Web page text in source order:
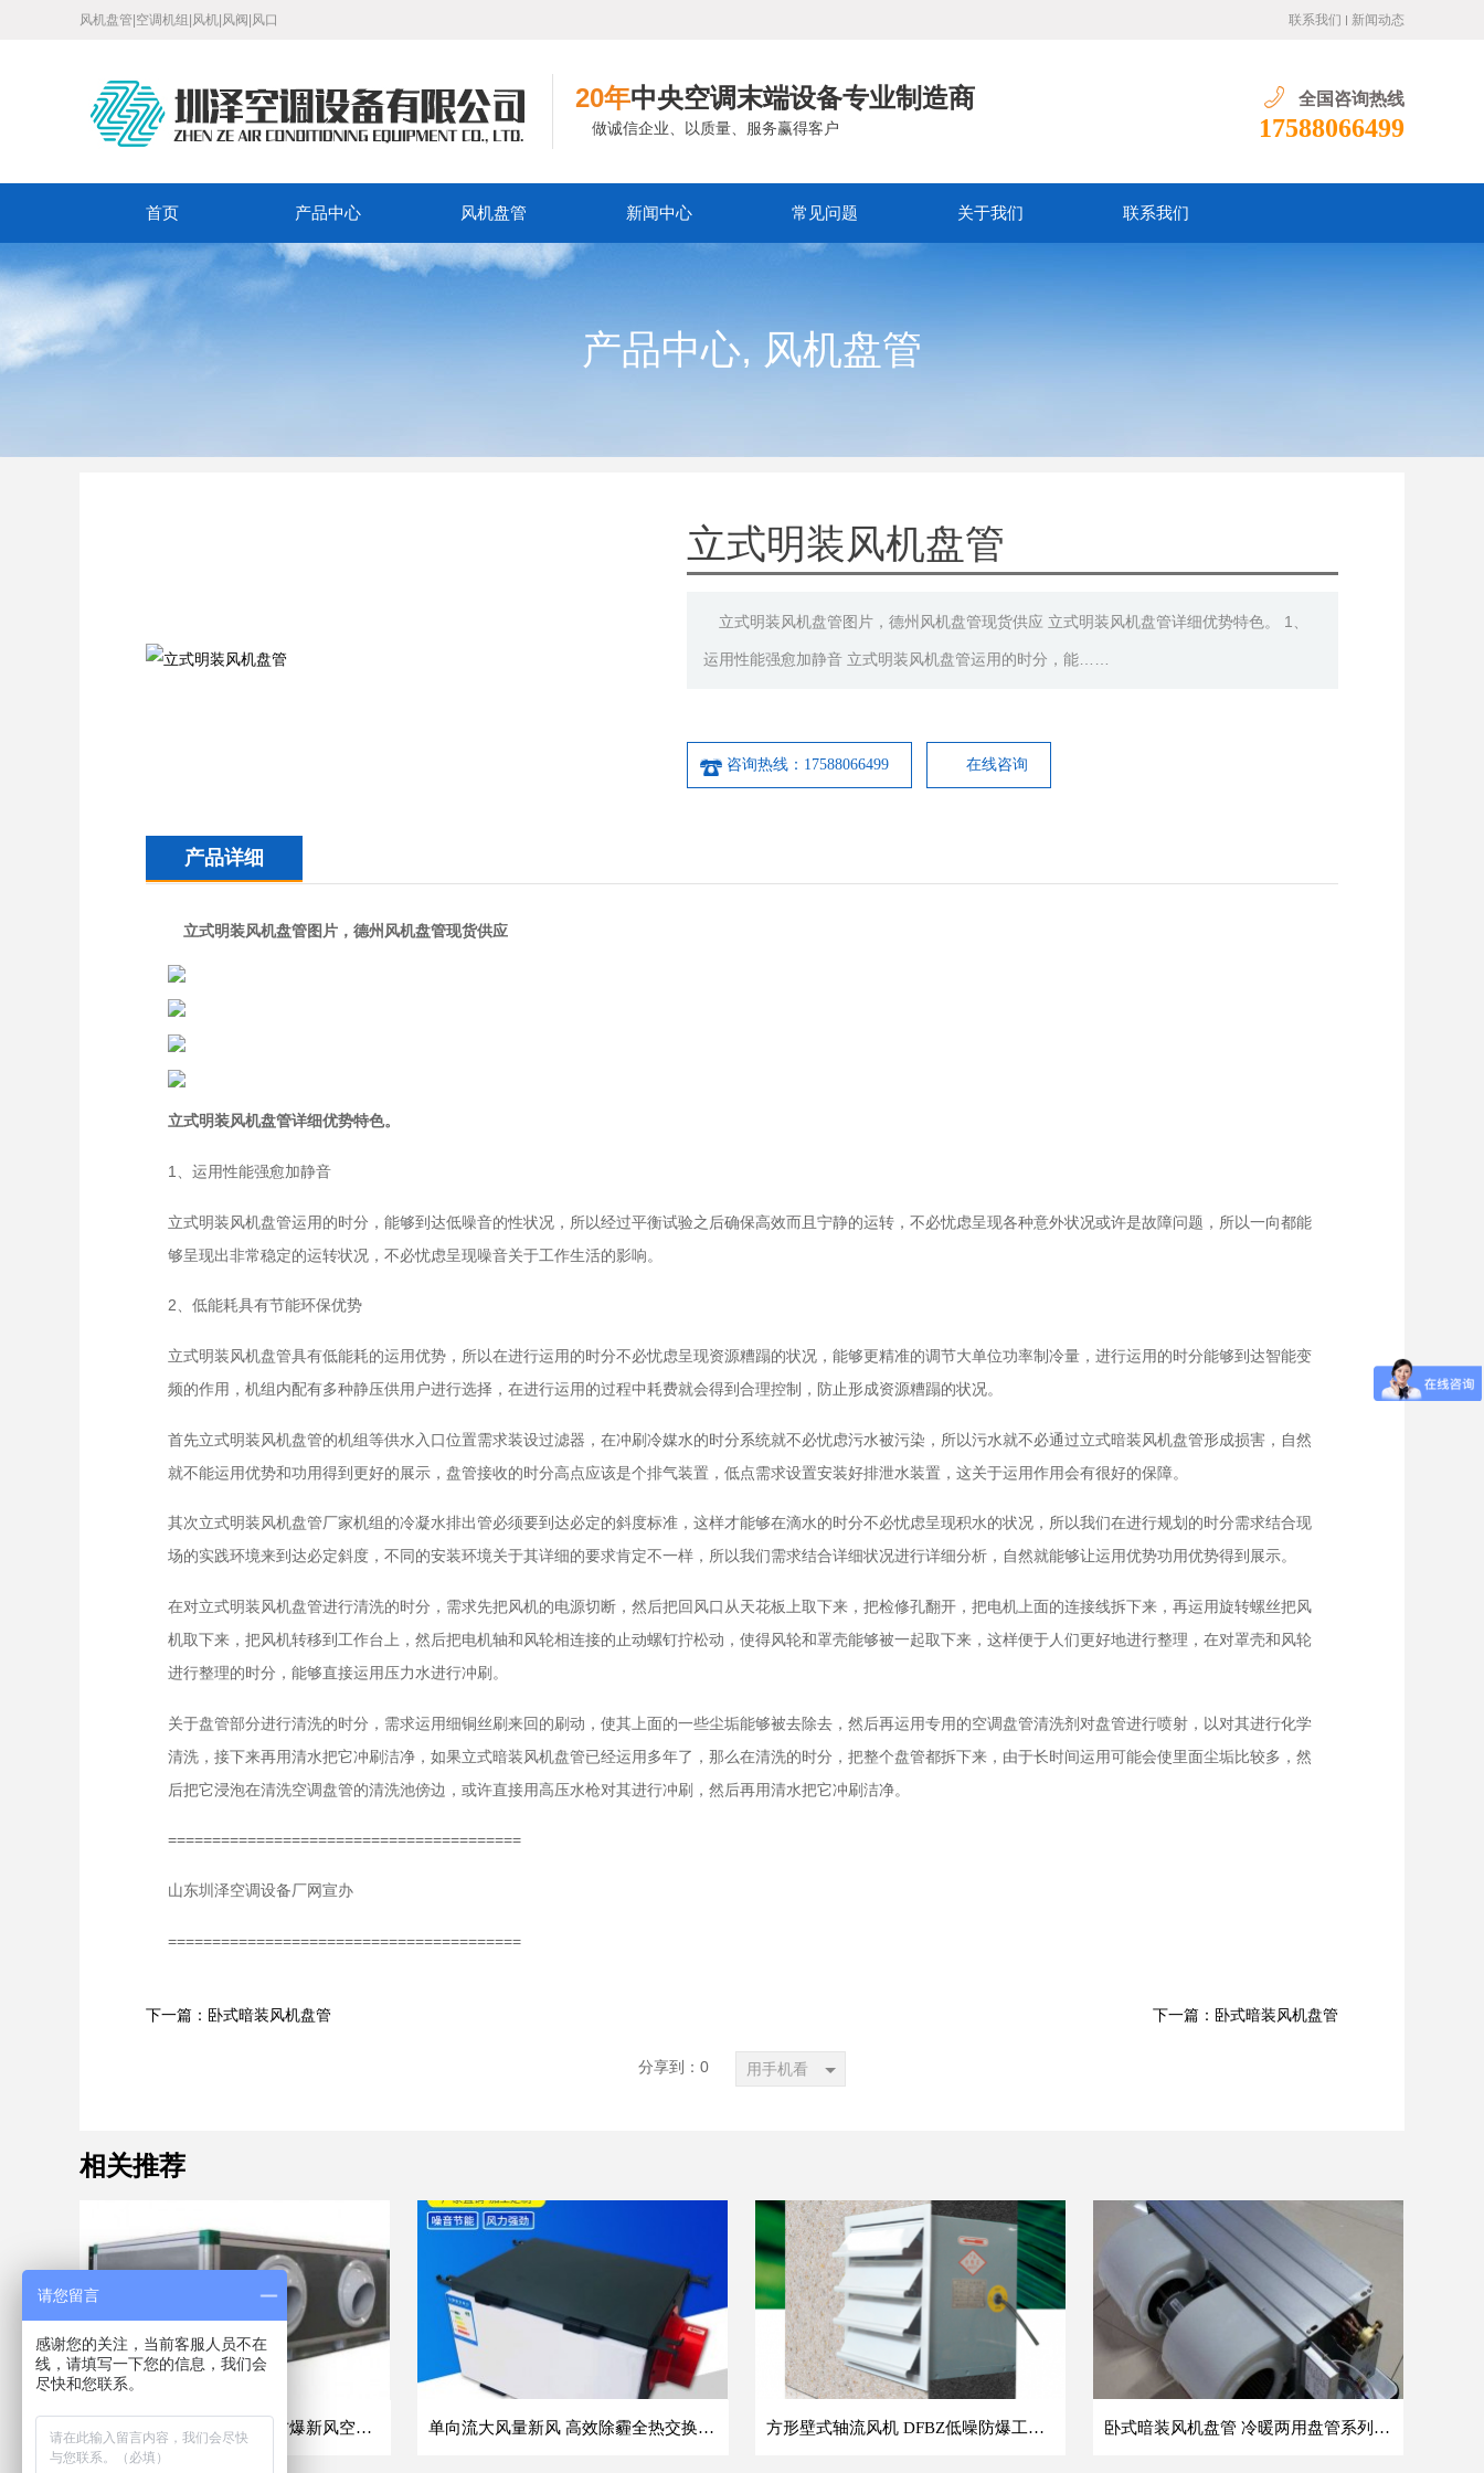
风机盘管|空调机组|风机|风阀|风口 联系我们 新闻动态
20年中央空调末端设备专业制造商
做诚信企业、以质量、服务赢得客户
全国咨询热线
17588066499
首页 产品中心 风机盘管 新闻中心 常见问题 关于我们 联系我们
产品中心, 风机盘管
立式明装风机盘管
立式明装风机盘管图片，德州风机盘管现货供应 立式明装风机盘管详细优势特色。 1、
运用性能强愈加静音 立式明装风机盘管运用的时分，能……
咨询热线：17588066499 在线咨询
产品详细
立式明装风机盘管图片，德州风机盘管现货供应
立式明装风机盘管详细优势特色。
1、运用性能强愈加静音
立式明装风机盘管运用的时分，能够到达低噪音的性状况，所以经过平衡试验之后确保高效而且宁静的运转，不必忧虑呈现各种意外状况或许是故障问题，所以一向都能
够呈现出非常稳定的运转状况，不必忧虑呈现噪音关于工作生活的影响。
2、低能耗具有节能环保优势
立式明装风机盘管具有低能耗的运用优势，所以在进行运用的时分不必忧虑呈现资源糟蹋的状况，能够更精准的调节大单位功率制冷量，进行运用的时分能够到达智能变
频的作用，机组内配有多种静压供用户进行选择，在进行运用的过程中耗费就会得到合理控制，防止形成资源糟蹋的状况。
首先立式明装风机盘管的机组等供水入口位置需求装设过滤器，在冲刷冷媒水的时分系统就不必忧虑污水被污染，所以污水就不必通过立式暗装风机盘管形成损害，自然
就不能运用优势和功用得到更好的展示，盘管接收的时分高点应该是个排气装置，低点需求设置安装好排泄水装置，这关于运用作用会有很好的保障。
其次立式明装风机盘管厂家机组的冷凝水排出管必须要到达必定的斜度标准，这样才能够在滴水的时分不必忧虑呈现积水的状况，所以我们在进行规划的时分需求结合现
场的实践环境来到达必定斜度，不同的安装环境关于其详细的要求肯定不一样，所以我们需求结合详细状况进行详细分析，自然就能够让运用优势功用优势得到展示。
在对立式明装风机盘管进行清洗的时分，需求先把风机的电源切断，然后把回风口从天花板上取下来，把检修孔翻开，把电机上面的连接线拆下来，再运用旋转螺丝把风
机取下来，把风机转移到工作台上，然后把电机轴和风轮相连接的止动螺钉拧松动，使得风轮和罩壳能够被一起取下来，这样便于人们更好地进行整理，在对罩壳和风轮
进行整理的时分，能够直接运用压力水进行冲刷。
关于盘管部分进行清洗的时分，需求运用细铜丝刷来回的刷动，使其上面的一些尘垢能够被去除去，然后再运用专用的空调盘管清洗剂对盘管进行喷射，以对其进行化学
清洗，接下来再用清水把它冲刷洁净，如果立式暗装风机盘管已经运用多年了，那么在清洗的时分，把整个盘管都拆下来，由于长时间运用可能会使里面尘垢比较多，然
后把它浸泡在清洗空调盘管的清洗池傍边，或许直接用高压水枪对其进行冲刷，然后再用清水把它冲刷洁净。
========================================
山东圳泽空调设备厂网宣办
========================================
下一篇：卧式暗装风机盘管 下一篇：卧式暗装风机盘管
分享到： 0 用手机看
相关推荐
吊顶式空调机组商业车间防爆新风空调器射流冷暖机组 单向流大风量新风 高效除霾全热交换新风机空气净化 方形壁式轴流风机 DFBZ低噪防爆工业XBDZ静音220V/380V壁式边墙风机 卧式暗装风机盘管 冷暖两用盘管系列 明装风盘空调器
请您留言
感谢您的关注，当前客服人员不在
线，请填写一下您的信息，我们会
尽快和您联系。